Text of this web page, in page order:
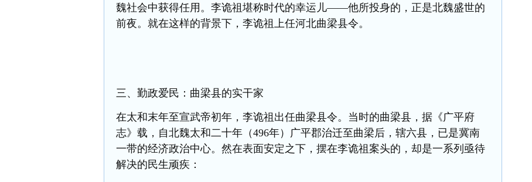
魏社会中获得任用。李诡祖堪称时代的幸运儿——他所投身的，正是北魏盛世的
前夜。就在这样的背景下，李诡祖上任河北曲梁县令。
三、勤政爱民：曲梁县的实干家
在太和末年至宣武帝初年，李诡祖出任曲梁县令。当时的曲梁县，据《广平府
志》载，自北魏太和二十年（496年）广平郡治迁至曲梁后，辖六县，已是冀南
一带的经济政治中心。然在表面安定之下，摆在李诡祖案头的，却是一系列亟待
解决的民生顽疾：